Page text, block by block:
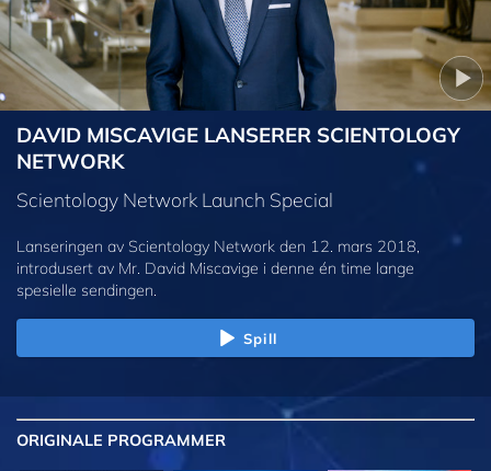
DAVID MISCAVIGE LANSERER SCIENTOLOGY
NETWORK
Scientology Network Launch Special
Lanseringen av Scientology Network den 12. mars 2018,
introdusert av Mr. David Miscavige i denne én time lange
spesielle sendingen.
Spill
ORIGINALE PROGRAMMER